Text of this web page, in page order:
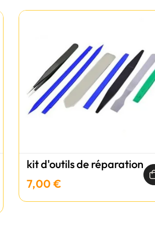
kit d'outils de réparation
7,00 €